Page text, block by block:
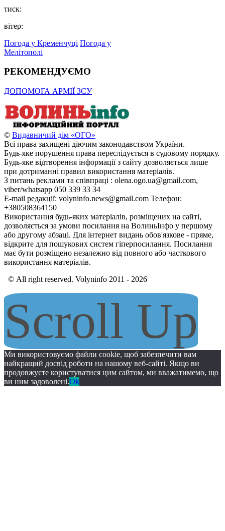
тиск:
вітер:
Погода у Кременчуці Погода у
Мелітополі
РЕКОМЕНДУЄМО
ДОПОМОГА АРМІЇ ЗСУ
© Видавничий дім «ОГО»
Всі права захищені діючим законодавством України.
Будь-яке порушення права переслідується в судовому порядку.
Будь-яке відтворення інформації з сайту дозволяється лише
при дотриманні правил використання матеріалів.
З питань реклами та співпраці : olena.ogo.ua@gmail.com,
viber/whatsapp 050 339 33 34
E-mail редакції: volyninfo.news@gmail.com Телефон:
+380508364150
Використання будь-яких матеріалів, розміщених на сайті,
дозволяється за умови посилання на ВолиньІнфо у першому
або другому абзаці. Для інтернет видань обов'язкове - пряме,
відкрите для пошукових систем гіперпосилання. Посилання
має бути розміщено незалежно від повного або часткового
використання матеріалів.
© All right reserved. Volyninfo 2011 - 2026
Scroll Up
Ми використовуємо файли cookie, щоб забезпечити вам
найкращий досвід роботи на нашому веб-сайті. Якщо ви
продовжуєте користуватися цим сайтом, ми вважатимемо, що
ви ним задоволені.Ok